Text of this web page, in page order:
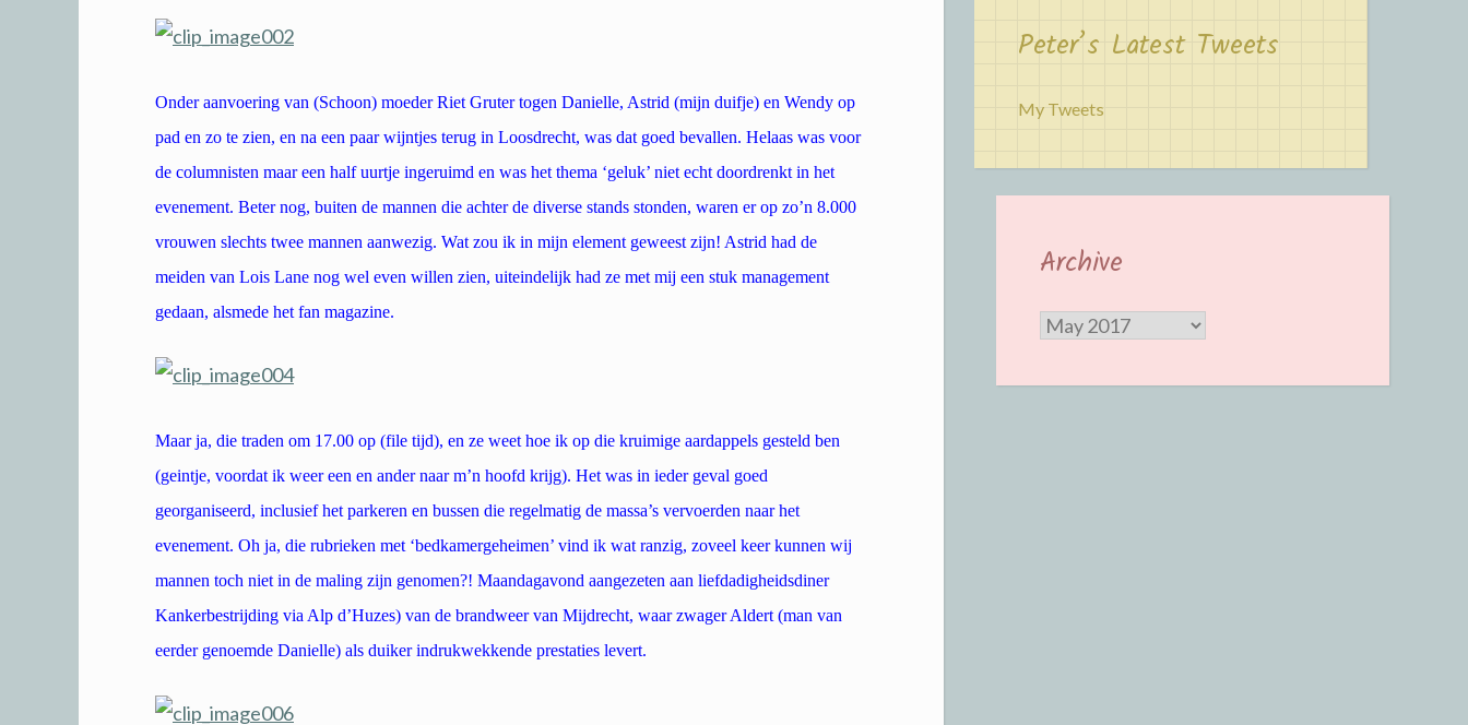
Onder aanvoering van (Schoon) moeder Riet Gruter togen Danielle, Astrid (mijn duifje) en Wendy op
pad en zo te zien, en na een paar wijntjes terug in Loosdrecht, was dat goed bevallen. Helaas was voor
de columnisten maar een half uurtje ingeruimd en was het thema ‘geluk’ niet echt doordrenkt in het
evenement. Beter nog, buiten de mannen die achter de diverse stands stonden, waren er op zo’n 8.000
vrouwen slechts twee mannen aanwezig. Wat zou ik in mijn element geweest zijn! Astrid had de
meiden van Lois Lane nog wel even willen zien, uiteindelijk had ze met mij een stuk management
gedaan, alsmede het fan magazine.
Maar ja, die traden om 17.00 op (file tijd), en ze weet hoe ik op die kruimige aardappels gesteld ben
(geintje, voordat ik weer een en ander naar m’n hoofd krijg). Het was in ieder geval goed
georganiseerd, inclusief het parkeren en bussen die regelmatig de massa’s vervoerden naar het
evenement. Oh ja, die rubrieken met ‘bedkamergeheimen’ vind ik wat ranzig, zoveel keer kunnen wij
mannen toch niet in de maling zijn genomen?! Maandagavond aangezeten aan liefdadigheidsdiner
Kankerbestrijding via Alp d’Huzes) van de brandweer van Mijdrecht, waar zwager Aldert (man van
eerder genoemde Danielle) als duiker indrukwekkende prestaties levert.
Peter’s Latest Tweets
My Tweets
Archive
Archive